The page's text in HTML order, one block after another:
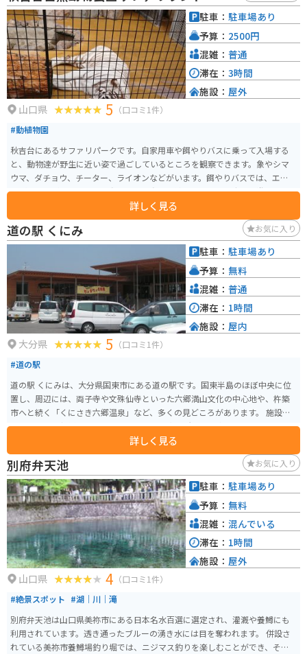
山口県 5 （口コミ1件）
#動植物園
秋吉台にあるサファリパークです。自家用車や餌やりバスに乗って入場する
と、動物達が野生に近い姿で過ごしているところを観察できます。象やシマ
ウマ、ダチョウ、チーター、ライオンなどがいます。餌やりバスでは、エサも
あげることができます。小動物や草食動物に触れるふれあい広場や遊園地も
詳しく見る
駐車： 駐車場あり
予算： 2500円
混雑： 普通
滞在： 3時間
施設： 屋外
道の駅 くにみ お気に入り
大分県 5 （口コミ1件）
#道の駅
道の駅 くにみは、大分県国東市にある道の駅です。国東半島のほぼ中央に位
置し、周辺には、両子寺や文殊仙寺といった六郷満山文化の中心地や、杵築
市へと続く「くにさき六郷温泉」など、多くの見どころがあります。 施設内
には、地元の新鮮な野菜や果物を販売する直売所や、国東市の特産品である
「くにさき桜王豚」を使った料理を提供するレストランがあります。 ツーリ
ングで訪れる際は、道の駅 くにみは休憩場所として最適です。周辺には、海
岸線沿いを走る風光明媚なルートや、山間部を走るワインディングロードな
ど、バイクで楽しめる道がたくさんあります。また、道の駅 くにみには、バ
イクスタンドや空気入れも設置されているので安心です。 国東半島は、歴史
と文化、自然が調和した魅力的な観光地です。道の駅 くにみを拠点に、周辺
の観光スポットを巡ってみてはいかがでしょうか。
詳しく見る
駐車： 駐車場あり
予算： 無料
混雑： 普通
滞在： 1時間
施設： 屋内
別府弁天池 お気に入り
山口県 4 （口コミ1件）
#絶景スポット #湖｜川｜滝
別府弁天池は山口県美祢市にある日本名水百選に選定され、灌漑や養鱒にも
利用されています。透き通ったブルーの湧き水には目を奪われます。 併設さ
れている美祢市養鱒場釣り堀では、ニジマス釣りを楽しむことができ、その
駐車： 駐車場あり
予算： 無料
混雑： 混んでいる
滞在： 1時間
施設： 屋外